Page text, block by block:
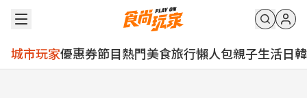
城市玩家優惠券節目熱門美食旅行懶人包親子生活日韓